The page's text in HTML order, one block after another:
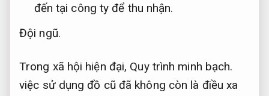
đến tại công ty để thu nhận.
Đội ngũ.
Trong xã hội hiện đại, Quy trình minh bạch.
việc sử dụng đồ cũ đã không còn là điều xa